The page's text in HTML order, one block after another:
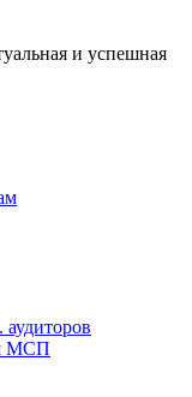
и успешная
МСП